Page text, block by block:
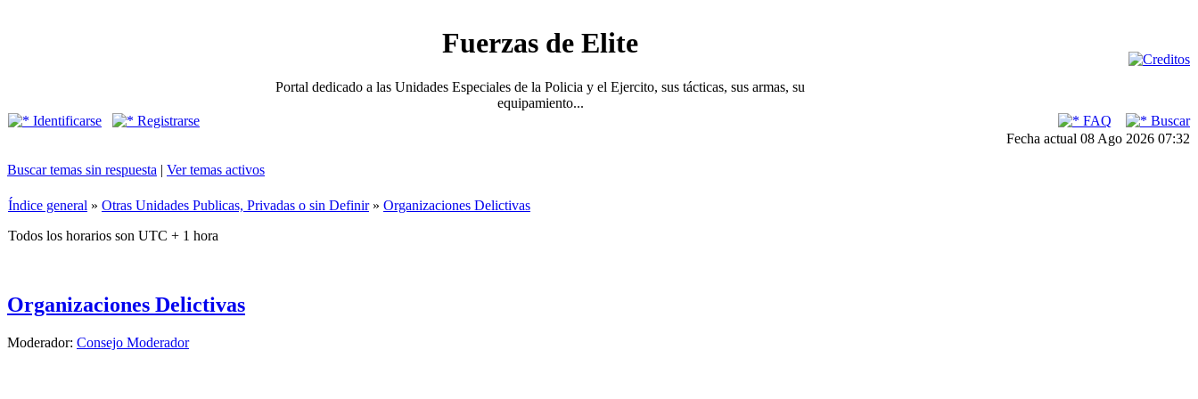
Fuerzas de Elite
Portal dedicado a las Unidades Especiales de la Policia y el Ejercito, sus tácticas, sus armas, su
equipamiento...
Identificarse
Registrarse FAQ
Buscar
Fecha actual 08 Ago 2026 07:32
Buscar temas sin respuesta | Ver temas activos
Índice general » Otras Unidades Publicas, Privadas o sin Definir» Organizaciones Delictivas
Todos los horarios son UTC + 1 hora
Organizaciones Delictivas
Moderador: Consejo Moderador